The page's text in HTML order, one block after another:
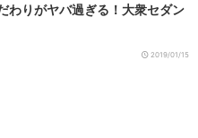
わりがヤバ過ぎる！大衆セダン
2019/01/15